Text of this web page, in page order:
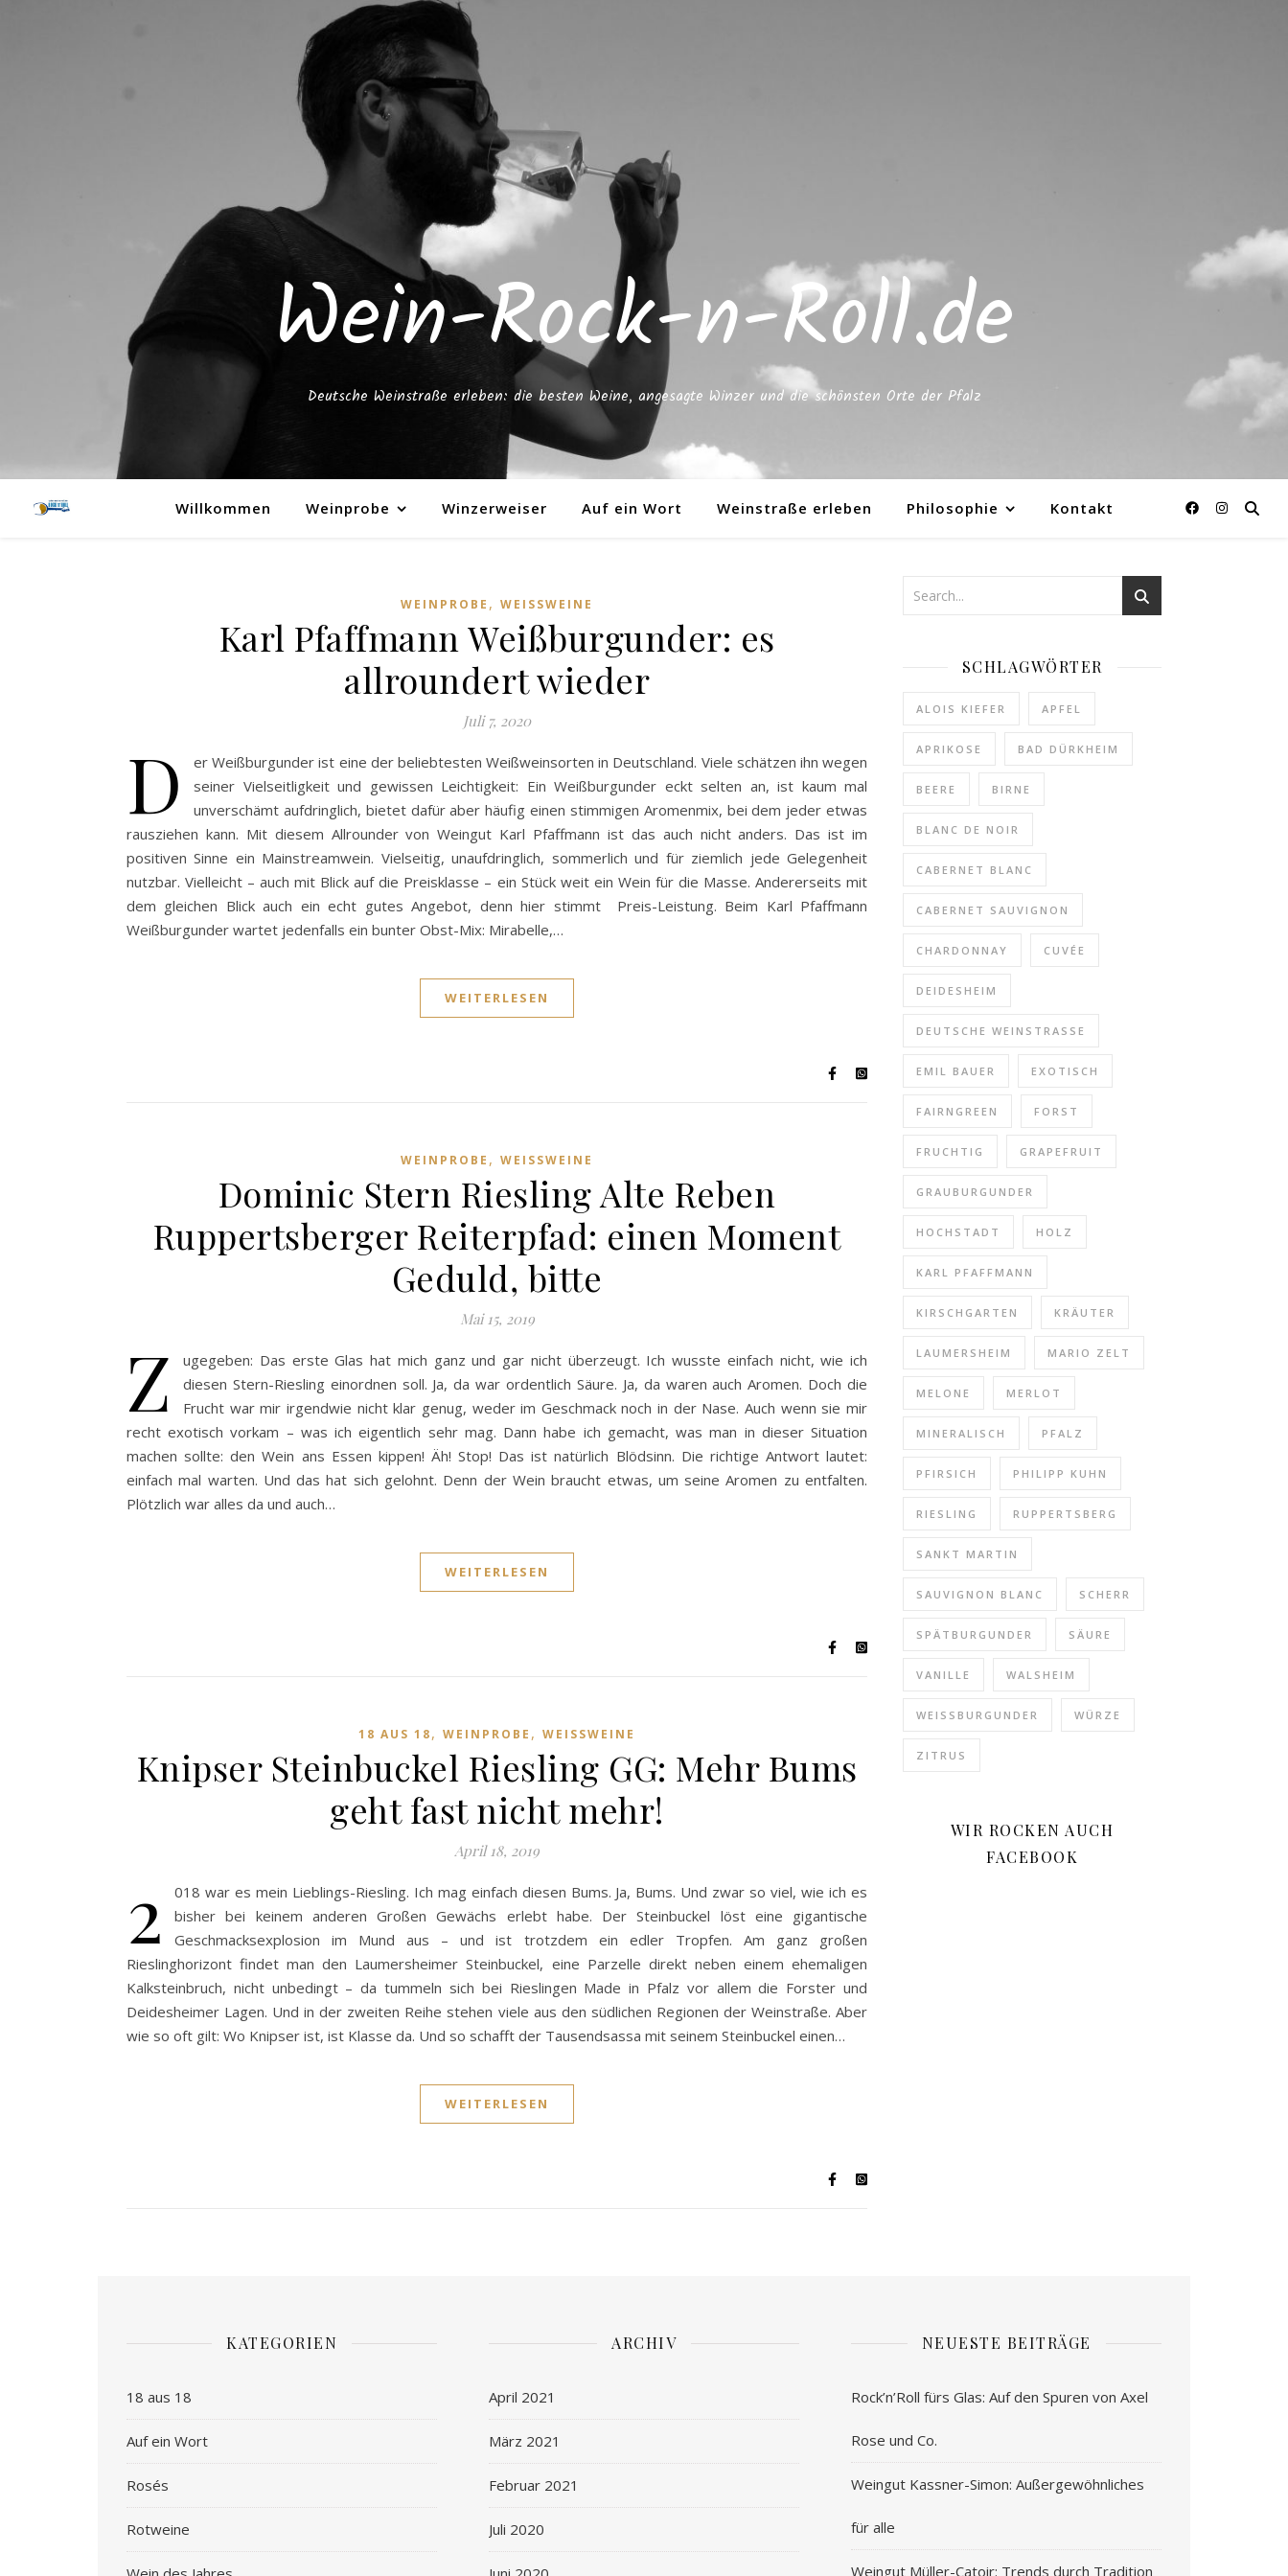
Wein-Rock-n-Roll.de
Deutsche Weinstraße erleben: die besten Weine, angesagte Winzer und die schönsten Orte der Pfalz
Willkommen Weinprobe Winzerweiser Auf ein Wort Weinstraße erleben Philosophie Kontakt
WEINPROBE , WEISSWEINE
Karl Pfaffmann Weißburgunder: es
allroundert wieder
Juli 7, 2020
D
er Weißburgunder ist eine der beliebtesten Weißweinsorten in Deutschland. Viele schätzen ihn wegen
seiner Vielseitligkeit und gewissen Leichtigkeit: Ein Weißburgunder eckt selten an, ist kaum mal
unverschämt aufdringlich, bietet dafür aber häufig einen stimmigen Aromenmix, bei dem jeder etwas
rausziehen kann. Mit diesem Allrounder von Weingut Karl Pfaffmann ist das auch nicht anders. Das ist im
positiven Sinne ein Mainstreamwein. Vielseitig, unaufdringlich, sommerlich und für ziemlich jede Gelegenheit
nutzbar. Vielleicht – auch mit Blick auf die Preisklasse – ein Stück weit ein Wein für die Masse. Andererseits mit
dem gleichen Blick auch ein echt gutes Angebot, denn hier stimmt Preis-Leistung. Beim Karl Pfaffmann
Weißburgunder wartet jedenfalls ein bunter Obst-Mix: Mirabelle,…
WEITERLESEN
WEINPROBE , WEISSWEINE
Dominic Stern Riesling Alte Reben
Ruppertsberger Reiterpfad: einen Moment
Geduld, bitte
Mai 15, 2019
Z
ugegeben: Das erste Glas hat mich ganz und gar nicht überzeugt. Ich wusste einfach nicht, wie ich
diesen Stern-Riesling einordnen soll. Ja, da war ordentlich Säure. Ja, da waren auch Aromen. Doch die
Frucht war mir irgendwie nicht klar genug, weder im Geschmack noch in der Nase. Auch wenn sie mir
recht exotisch vorkam – was ich eigentlich sehr mag. Dann habe ich gemacht, was man in dieser Situation
machen sollte: den Wein ans Essen kippen! Äh! Stop! Das ist natürlich Blödsinn. Die richtige Antwort lautet:
einfach mal warten. Und das hat sich gelohnt. Denn der Wein braucht etwas, um seine Aromen zu entfalten.
Plötzlich war alles da und auch…
WEITERLESEN
18 AUS 18, WEINPROBE , WEISSWEINE
Knipser Steinbuckel Riesling GG: Mehr Bums
geht fast nicht mehr!
April 18, 2019
2
018 war es mein Lieblings-Riesling. Ich mag einfach diesen Bums. Ja, Bums. Und zwar so viel, wie ich es
bisher bei keinem anderen Großen Gewächs erlebt habe. Der Steinbuckel löst eine gigantische
Geschmacksexplosion im Mund aus – und ist trotzdem ein edler Tropfen. Am ganz großen
Rieslinghorizont findet man den Laumersheimer Steinbuckel, eine Parzelle direkt neben einem ehemaligen
Kalksteinbruch, nicht unbedingt – da tummeln sich bei Rieslingen Made in Pfalz vor allem die Forster und
Deidesheimer Lagen. Und in der zweiten Reihe stehen viele aus den südlichen Regionen der Weinstraße. Aber
wie so oft gilt: Wo Knipser ist, ist Klasse da. Und so schafft der Tausendsassa mit seinem Steinbuckel einen…
WEITERLESEN
SCHLAGWÖRTER
ALOIS KIEFER APFEL
APRIKOSE BAD DÜRKHEIM
BEERE BIRNE
BLANC DE NOIR
CABERNET BLANC
CABERNET SAUVIGNON
CHARDONNAY CUVÉE
DEIDESHEIM
DEUTSCHE WEINSTRASSE
EMIL BAUER EXOTISCH
FAIRNGREEN FORST
FRUCHTIG GRAPEFRUIT
GRAUBURGUNDER
HOCHSTADT HOLZ
KARL PFAFFMANN
KIRSCHGARTEN KRÄUTER
LAUMERSHEIM MARIO ZELT
MELONE MERLOT
MINERALISCH PFALZ
PFIRSICH PHILIPP KUHN
RIESLING RUPPERTSBERG
SANKT MARTIN
SAUVIGNON BLANC SCHERR
SPÄTBURGUNDER SÄURE
VANILLE WALSHEIM
WEISSBURGUNDER WÜRZE
ZITRUS
WIR ROCKEN AUCH
FACEBOOK
KATEGORIEN
18 aus 18
Auf ein Wort
Rosés
Rotweine
ARCHIV
April 2021
März 2021
Februar 2021
Juli 2020
NEUESTE BEITRÄGE
Rock’n’Roll fürs Glas: Auf den Spuren von Axel
Rose und Co.
Weingut Kassner-Simon: Außergewöhnliches
für alle
Weingut Müller-Catoir: Trends durch Tradition